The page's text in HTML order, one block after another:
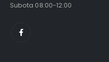
Subota 08:00-12:00